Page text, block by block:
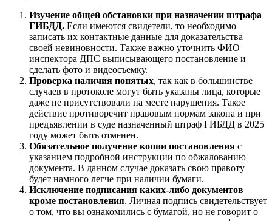
Изучение общей обстановки при назначении штрафа
ГИБДД. Если имеются свидетели, то необходимо
записать их контактные данные для доказательства
своей невиновности. Также важно уточнить ФИО
инспектора ДПС выписывающего постановление и
сделать фото и видеосъемку.
Проверка наличия понятых, так как в большинстве
случаев в протоколе могут быть указаны лица, которые
даже не присутствовали на месте нарушения. Такое
действие противоречит правовым нормам закона и при
предъявлении в суде назначенный штраф ГИБДД в 2025
году может быть отменен.
Обязательное получение копии постановления с
указанием подробной инструкции по обжалованию
документа. В данном случае доказать свою правоту
будет намного легче при наличии бумаги.
Исключение подписания каких-либо документов
кроме постановления. Личная подпись свидетельствует
о том, что вы ознакомились с бумагой, но не говорит о